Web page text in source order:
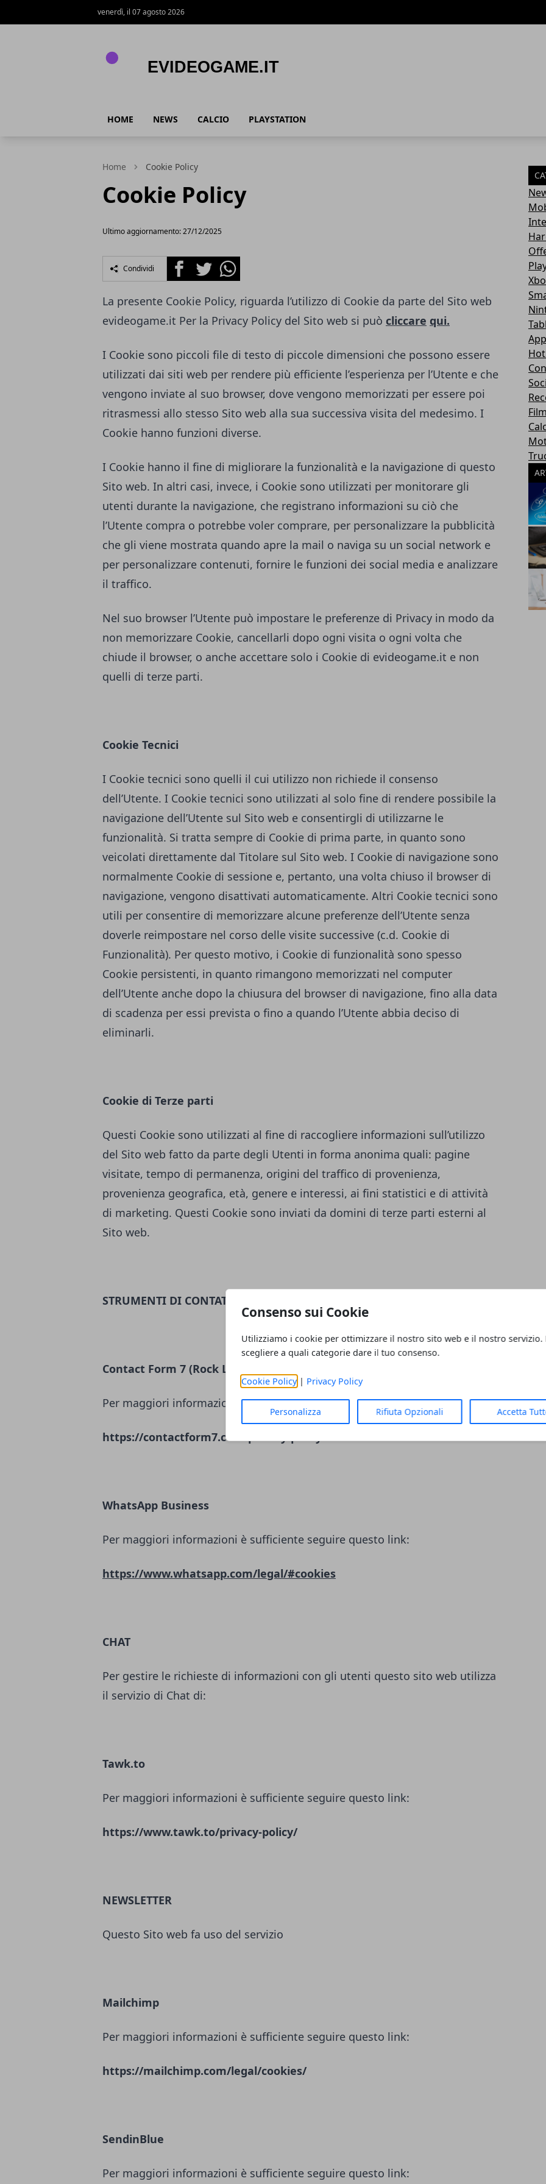
Consenso sui Cookie
Utilizziamo i cookie per ottimizzare il nostro sito web e il nostro servizio.
scegliere a quali categorie dare il tuo consenso.
Cookie Policy| Privacy Policy
Personalizza Rifiuta Opzionali Accetta
venerdì, il 07 agosto 2026
HOME NEWS CALCIO PLAYSTATION
Home Cookie Policy
Cookie Policy
Ultimo aggiornamento: 27/12/2025
Condividi FacebookTwitterWhatsapp
La presente Cookie Policy, riguarda l’utilizzo di Cookie da parte del Sito web
evideogame.it Per la Privacy Policy del Sito web si può cliccare qui.
I Cookie sono piccoli file di testo di piccole dimensioni che possono essere
utilizzati dai siti web per rendere più efficiente l’esperienza per l’Utente e che
vengono inviate al suo browser, dove vengono memorizzati per essere poi
ritrasmessi allo stesso Sito web alla sua successiva visita del medesimo. I
Cookie hanno funzioni diverse.
I Cookie hanno il fine di migliorare la funzionalità e la navigazione di questo
Sito web. In altri casi, invece, i Cookie sono utilizzati per monitorare gli
utenti durante la navigazione, che registrano informazioni su ciò che
l’Utente compra o potrebbe voler comprare, per personalizzare la pubblicità
che gli viene mostrata quando apre la mail o naviga su un social network e
per personalizzare contenuti, fornire le funzioni dei social media e analizzare
il traffico.
Nel suo browser l’Utente può impostare le preferenze di Privacy in modo da
non memorizzare Cookie, cancellarli dopo ogni visita o ogni volta che
chiude il browser, o anche accettare solo i Cookie di evideogame.it e non
quelli di terze parti.
Cookie Tecnici
I Cookie tecnici sono quelli il cui utilizzo non richiede il consenso
dell’Utente. I Cookie tecnici sono utilizzati al solo fine di rendere possibile la
navigazione dell’Utente sul Sito web e consentirgli di utilizzarne le
funzionalità. Si tratta sempre di Cookie di prima parte, in quanto sono
veicolati direttamente dal Titolare sul Sito web. I Cookie di navigazione sono
normalmente Cookie di sessione e, pertanto, una volta chiuso il browser di
navigazione, vengono disattivati automaticamente. Altri Cookie tecnici sono
utili per consentire di memorizzare alcune preferenze dell’Utente senza
doverle reimpostare nel corso delle visite successive (c.d. Cookie di
Funzionalità). Per questo motivo, i Cookie di funzionalità sono spesso
Cookie persistenti, in quanto rimangono memorizzati nel computer
dell’Utente anche dopo la chiusura del browser di navigazione, fino alla data
di scadenza per essi prevista o fino a quando l’Utente abbia deciso di
eliminarli.
Cookie di Terze parti
Questi Cookie sono utilizzati al fine di raccogliere informazioni sull’utilizzo
del Sito web fatto da parte degli Utenti in forma anonima quali: pagine
visitate, tempo di permanenza, origini del traffico di provenienza,
provenienza geografica, età, genere e interessi, ai fini statistici e di attività
di marketing. Questi Cookie sono inviati da domini di terze parti esterni al
Sito web.
STRUMENTI DI CONTATTO
Contact Form 7 (Rock Lobster LLC)
Per maggiori informazioni è sufficiente seguire questo link:
https://contactform7.com/privacy-policy/
WhatsApp Business
Per maggiori informazioni è sufficiente seguire questo link:
https://www.whatsapp.com/legal/#cookies
CHAT
Per gestire le richieste di informazioni con gli utenti questo sito web utilizza
il servizio di Chat di:
Tawk.to
Per maggiori informazioni è sufficiente seguire questo link:
https://www.tawk.to/privacy-policy/
NEWSLETTER
Questo Sito web fa uso del servizio
Mailchimp
Per maggiori informazioni è sufficiente seguire questo link:
https://mailchimp.com/legal/cookies/
SendinBlue
Per maggiori informazioni è sufficiente seguire questo link: